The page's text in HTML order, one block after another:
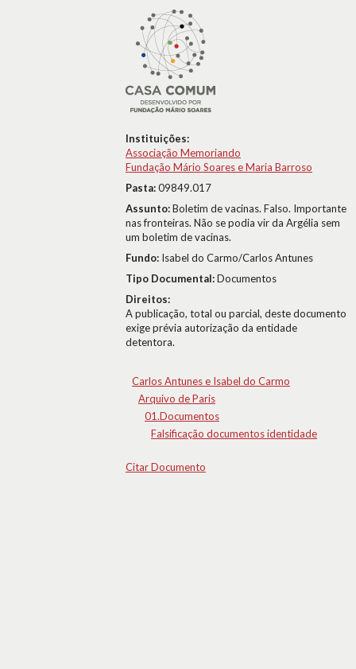
Instituições:
Associação Memoriando
Fundação Mário Soares e Maria Barroso
Pasta:09849.017
Assunto:Boletim de vacinas. Falso. Importante
nas fronteiras. Não se podia vir da Argélia sem
um boletim de vacinas.
Fundo: Isabel do Carmo/Carlos Antunes
Tipo Documental:Documentos
Direitos:
A publicação, total ou parcial, deste documento
exige prévia autorização da entidade
detentora.
Carlos Antunes e Isabel do Carmo
Arquivo de Paris
01.Documentos
Falsificação documentos identidade
Citar Documento